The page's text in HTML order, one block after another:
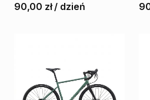
90,00 zł / dzień